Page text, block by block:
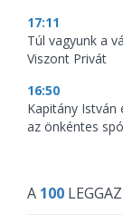
17:11
Túl vagyunk a
Viszont Privát
16:50
Kapitány
az önkéntes
A 100